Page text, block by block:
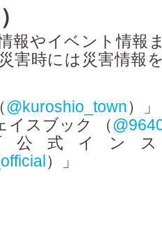
報やイベント情報
害時には災害情報
@kuroshio_town）」
イスブック （
公式イン
）」